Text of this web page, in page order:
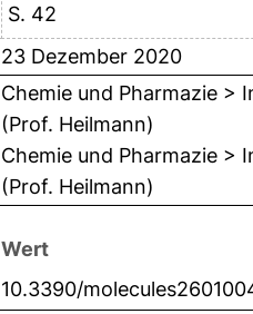
S. 42
23 Dezember 2020
Chemie und Pharmazie >
(Prof. Heilmann)
Chemie und Pharmazie >
(Prof. Heilmann)
Wert
10.3390/